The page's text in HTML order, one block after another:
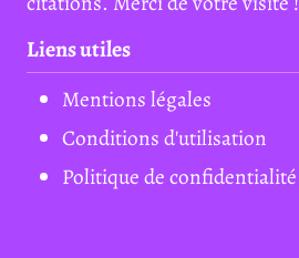
Liens utiles
Mentions légales
Conditions d'utilisation
Politique de confidentialité